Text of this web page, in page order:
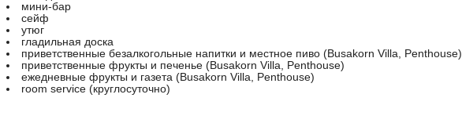
мини-бар
сейф
утюг
гладильная доска
приветственные безалкогольные напитки и местное пиво (Busakorn Villa, Penthouse)
приветственные фрукты и печенье (Busakorn Villa, Penthouse)
ежедневные фрукты и газета (Busakorn Villa, Penthouse)
room service (круглосуточно)